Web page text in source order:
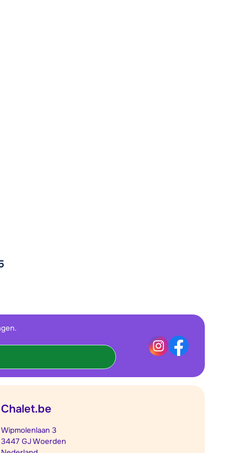
Chalet.be
Wipmolenlaan 3
3447 GJ Woerden